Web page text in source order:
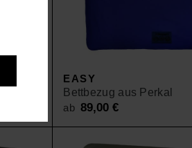
EASY
Bettbezug aus Perkal
ab89,00€